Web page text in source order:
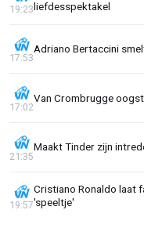
liefdesspektakel
19:23
Adriano Bertaccini
17:53
Van Crombrugge
17:02
Maakt Tinder zijn
21:35
Cristiano Ronaldo laat
'speeltje'
19:57